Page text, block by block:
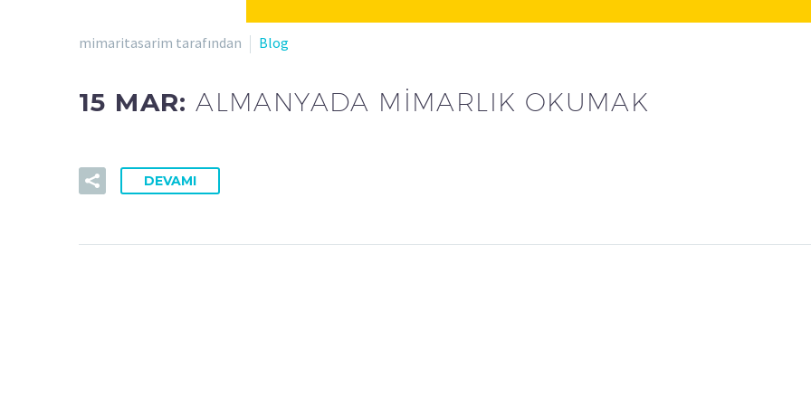
mimaritasarim tarafından Blog
15 MAR:ALMANYADA MİMARLIK OKUMAK
DEVAMI